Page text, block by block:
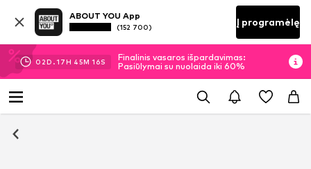
ABOUT YOU App
(152 700) Į programėlę
02D.17H 45M 16S
Finalinis vasaros išpardavimas:
Pasiūlymai su nuolaida iki 60%